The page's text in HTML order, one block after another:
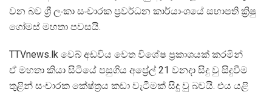
වන බව ශ්‍රී ලංකා සංචාරක ප්‍රවර්ධන කාර්යාංශයේ සභාපති ක්‍රිෂු
ගෝමස් මහතා පවසයි.
TTVnews.lk වෙබ් අඩවිය වෙත විශේෂ ප්‍රකාශයක් කරමින්
ඒ මහතා කියා සිටියේ පසුගිය අප්‍රේල් 21 වනදා සිදු වු සිදුවීම
තුළින් සංචාරක කේෂ්ත්‍රය කඩා වැටීමක් සිදු වු බවයි. එය යළි